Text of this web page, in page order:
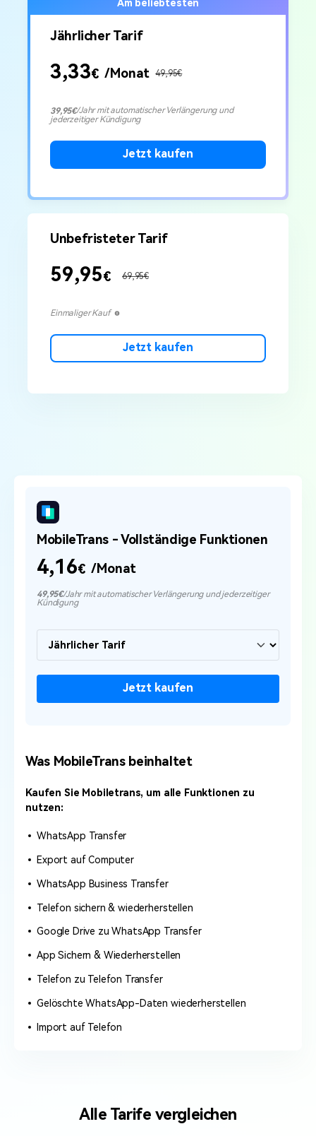
Übertragung anderer Apps
Geschäftsplan
Herunterladen
Am beliebtesten
Jährlicher Tarif
3,33€ /Monat 49,95€
39,95€/Jahr mit automatischer Verlängerung und
jederzeitigerKündigung
Jetzt kaufen
Unbefristeter Tarif
59,95€ 69,95€
Einmaliger Kauf
Jetzt kaufen
MobileTrans - Vollständige Funktionen
4,16€ /Monat
49,95€/Jahr mit automatischer Verlängerung und jederzeitiger
Kündigung
Jetzt kaufen
Was MobileTrans beinhaltet
Kaufen Sie Mobiletrans, um alle Funktionen zu
nutzen:
WhatsApp Transfer
Export auf Computer
WhatsApp Business Transfer
Telefon sichern & wiederherstellen
Google Drive zu WhatsApp Transfer
App Sichern & Wiederherstellen
Telefon zu Telefon Transfer
Gelöschte WhatsApp-Daten wiederherstellen
Import auf Telefon
Alle Tarife vergleichen